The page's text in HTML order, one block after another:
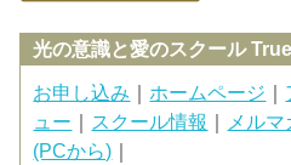
光の意識と愛のスクール
お申し込み ｜ ホームページ ｜
ュー ｜ スクール情報 ｜ メル
(PCから) ｜